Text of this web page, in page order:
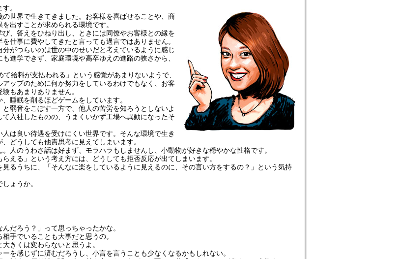
。
世界で生きてきました。お客様を喜ばせることや、商
出すことが求められる環境です。
、答えをひねり出し、ときには同僚やお客様との縁を
仕事に費やしてきたと言っても過言ではありません。
がつらいのは世の中のせいだと考えているように感じ
進学できず、家庭環境や高卒ゆえの進路の狭さから、
給料が支払われる」という感覚があまりないようで、
ップのために何か努力をしているわけでもなく、お客
もあまりありません。
睡眠を削るほどゲームをしています。
弱音をこぼす一方で、他人の苦労を知ろうとしないよ
入社したものの、うまくいかず工場へ異動になったそ
は良い待遇を受けにくい世界です。そんな環境で生き
どうしても他責思考に見えてしまいます。
人のうわさ話は好まず、モラハラもしませんし、小動物が好きな穏やかな性格です。
える」という考え方には、どうしても拒否反応が出てしまいます。
るうちに、「そんなに楽をしているように見えるのに、その言い方をするの？」という気持
ょうか。
だろう？」って思っちゃったかな。
手でいることも大事だと思うの。
きくは変わらないと思うよ。
を感じずに済むだろうし、小言を言うことも少なくなるかもしれない。